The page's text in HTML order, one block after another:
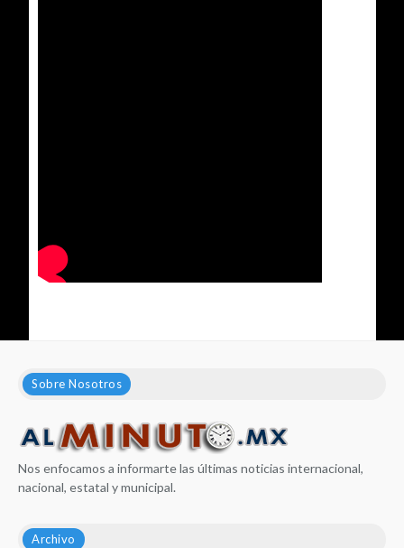
Sobre Nosotros
Nos enfocamos a informarte las últimas noticias internacional,
nacional, estatal y municipal.
Archivo